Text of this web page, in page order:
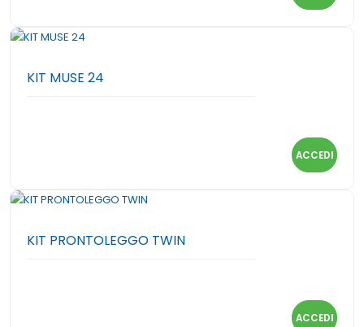
KIT MUSE 24
ACCEDI
KIT PRONTOLEGGO TWIN
ACCEDI